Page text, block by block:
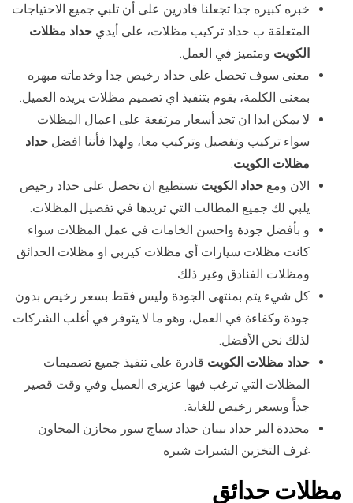
خبره كبيره جدا تجعلنا قادرين على أن تلبي جميع الاحتياجات
المتعلقة ب حداد تركيب مظلات، على أيدي حداد مظلات
الكويت ومتميز في العمل.
معنى سوف تحصل على حداد رخيص جدا وخدماته مبهره
بمعنى الكلمة، يقوم بتنفيذ اي تصميم مظلات يريده العميل.
لا يمكن ابدا ان تجد أسعار مرتفعة على اعمال المظلات
سواء تركيب وتفصيل وتركيب معا، ولهذا فأننا افضل حداد
مظلات الكويت.
الان ومع حداد الكويت تستطيع ان تحصل على حداد رخيص
يلبي لك جميع المطالب التي تريدها في تفصيل المظلات.
و بأفضل جودة واحسن الخامات في عمل المظلات سواء
كانت مظلات سيارات أي مظلات كيربي او مظلات الحدائق
ومظلات الفنادق وغير ذلك.
كل شيء يتم بمنتهى الجودة وليس فقط بسعر رخيص بدون
جودة وكفاءة في العمل، وهو ما لا يتوفر في أغلب الشركات
لذلك نحن الأفضل.
حداد مظلات الكويت قادرة على تنفيذ جميع تصميمات
المظلات التي ترغب فيها عزيزى العميل وفي وقت قصير
جداً وبسعر رخيص للغاية.
محددة البر حداد بيبان حداد سياج سور مخازن المخاون
غرف التخزين الشبرات شبره
مظلات حدائق